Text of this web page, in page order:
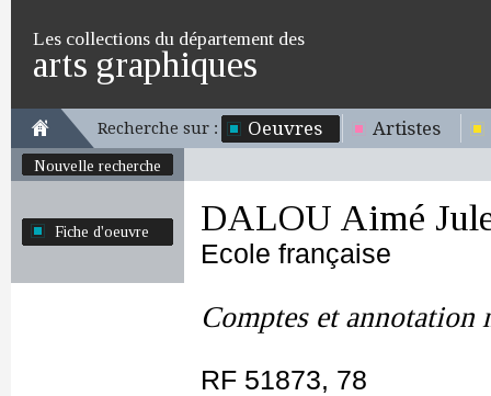
Les collections du département des
arts graphiques
Recherche sur : Oeuvres Artistes
Nouvelle recherche
Fiche d'oeuvre DALOU Aimé
Ecole française
Comptes et annotation
RF 51873, 78